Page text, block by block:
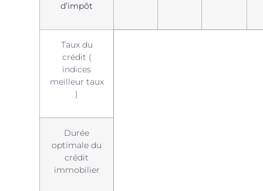
d’impôt
Taux du
crédit (
indices
meilleur taux
)
Durée
optimale du
crédit
immobilier